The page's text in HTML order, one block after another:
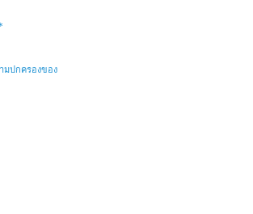
มปกครองของ